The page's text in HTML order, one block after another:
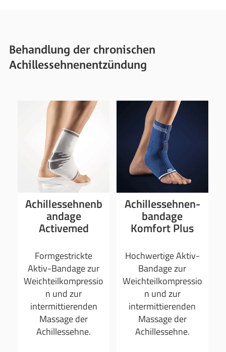
Behandlung der chronischen
Achillessehnenentzündung
Achillessehnenb
andage
Activemed
Formgestrickte
Aktiv-Bandage zur
Weichteilkompressio
n und zur
intermittierenden
Massage der
Achillessehne.
Achillessehnen­
bandage
Komfort Plus
Hochwertige Aktiv-
Bandage zur
Weichteilkompressio
n und zur
intermittierenden
Massage der
Achillessehne.